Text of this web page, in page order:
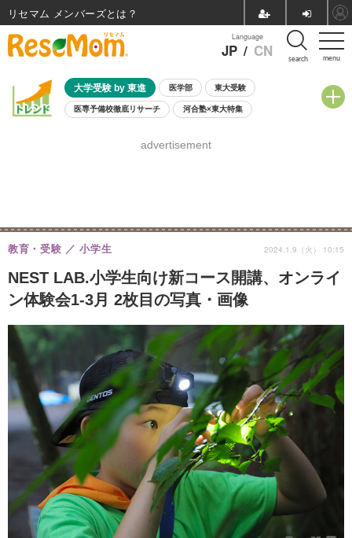
menu
Language
JP / CN search
大学受験 by 東進 医学部 東大受験
医専予備校徹底リサーチ 河合塾×東大特集
8月開催学校説明会・相談会
advertisement
NEST LAB.小学生向け新コース開講、オンライ
ン体験会1-3月 2枚目の写真・画像
教育・受験 小学生 2024.1.9（火） 10:15
リセマム メンバーズ